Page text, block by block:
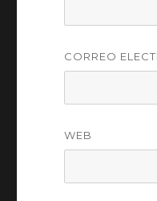
CORREO
WEB